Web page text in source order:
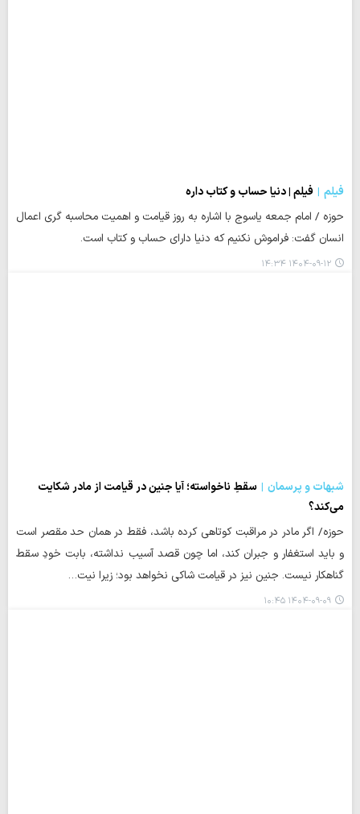
فیلم
فیلم | دنیا حساب و کتاب داره
حوزه / امام جمعه یاسوج با اشاره به روز قیامت و اهمیت محاسبه گری اعمال
انسان گفت: فراموش نکنیم که دنیا دارای حساب و کتاب است.
۱۴۰۴-۰۹-۱۲ ۱۴:۳۴
شبهات و پرسمان
سقطِ ناخواسته؛ آیا جنین در قیامت از مادر شکایت
می‌کند؟
حوزه/ اگر مادر در مراقبت کوتاهی کرده باشد، فقط در همان حد مقصر است
و باید استغفار و جبران کند، اما چون قصد آسیب نداشته، بابت خودِ سقط
گناهکار نیست. جنین نیز در قیامت شاکی نخواهد بود؛ زیرا نیت…
۱۴۰۴-۰۹-۰۹ ۱۰:۴۵